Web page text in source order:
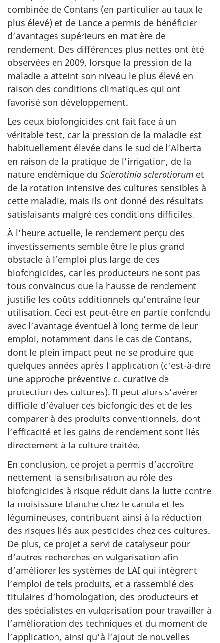
combinée de Contans (en particulier au taux le
plus élevé) et de Lance a permis de bénéficier
d’avantages supérieurs en matière de
rendement. Des différences plus nettes ont été
observées en 2009, lorsque la pression de la
maladie a atteint son niveau le plus élevé en
raison des conditions climatiques qui ont
favorisé son développement.
Les deux biofongicides ont fait face à un
véritable test, car la pression de la maladie est
habituellement élevée dans le sud de l’Alberta
en raison de la pratique de l’irrigation, de la
nature endémique du Sclerotinia sclerotiorum et
de la rotation intensive des cultures sensibles à
cette maladie, mais ils ont donné des résultats
satisfaisants malgré ces conditions difficiles.
À l’heure actuelle, le rendement perçu des
investissements semble être le plus grand
obstacle à l’emploi plus large de ces
biofongicides, car les producteurs ne sont pas
tous convaincus que la hausse de rendement
justifie les coûts additionnels qu’entraîne leur
utilisation. Ceci est peut-être en partie confondu
avec l’avantage éventuel à long terme de leur
emploi, notamment dans le cas de Contans,
dont le plein impact peut ne se produire que
quelques années après l’application (c'est-à-dire
une approche préventive c. curative de
protection des cultures). Il peut alors s’avérer
difficile d’évaluer ces biofongicides et de les
comparer à des produits conventionnels, dont
l’efficacité et les gains de rendement sont liés
directement à la culture traitée.
En conclusion, ce projet a permis d’accroître
nettement la sensibilisation au rôle des
biofongicides à risque réduit dans la lutte contre
la moisissure blanche chez le canola et les
légumineuses, contribuant ainsi à la réduction
des risques liés aux pesticides chez ces cultures.
De plus, ce projet a servi de catalyseur pour
d’autres recherches en vulgarisation afin
d’améliorer les systèmes de LAI qui intègrent
l’emploi de tels produits, et a rassemblé des
titulaires d’homologation, des producteurs et
des spécialistes en vulgarisation pour travailler à
l’amélioration des techniques et du moment de
l’application, ainsi qu’à l’ajout de nouvelles